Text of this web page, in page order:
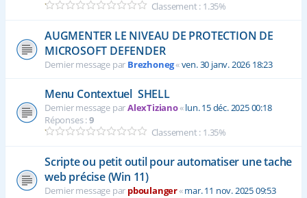
Classement : 1.35%
AUGMENTER LE NIVEAU DE PROTECTION DE
MICROSOFT DEFENDER
Dernier message par Brezhoneg«ven. 30 janv. 2026 18:23
Menu Contextuel SHELL
Dernier message parAlexTiziano«lun. 15 déc. 2025 00:18
Réponses :9
Classement : 1.35%
Scripte ou petit outil pour automatiser une tache
web précise (Win 11)
Dernier message par pboulanger«mar. 11 nov. 2025 09:53